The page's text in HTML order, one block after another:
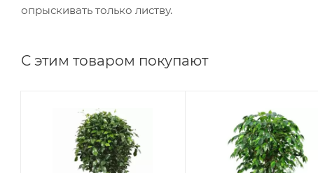
опрыскивать только листву.
С этим товаром покупают